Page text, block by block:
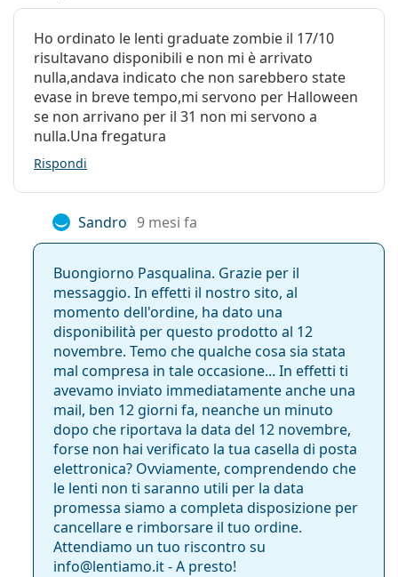
Tonalità per
manipolazione:
No
può dormire:
No
lato interno ed
No
2
Peso:
28 g
Categorie:
Lenti colorate
Lenti trimestrali
Lenti a contatto
Lenti sferiche e asferiche
Ho ordinato le lenti graduate zombie il 17/10
risultavano disponibili e non mi è arrivato
nulla,andava indicato che non sarebbero state
evase in breve tempo,mi servono per Halloween
se non arrivano per il 31 non mi servono a
nulla.Una fregatura
Rispondi
Sandro 9 mesi fa
Buongiorno Pasqualina. Grazie per il
messaggio. In effetti il nostro sito, al
momento dell'ordine, ha dato una
disponibilità per questo prodotto al 12
novembre. Temo che qualche cosa sia stata
mal compresa in tale occasione... In effetti ti
avevamo inviato immediatamente anche una
mail, ben 12 giorni fa, neanche un minuto
dopo che riportava la data del 12 novembre,
forse non hai verificato la tua casella di posta
elettronica? Ovviamente, comprendendo che
le lenti non ti saranno utili per la data
promessa siamo a completa disposizione per
cancellare e rimborsare il tuo ordine.
Attendiamo un tuo riscontro su
info@lentiamo.it - A presto!